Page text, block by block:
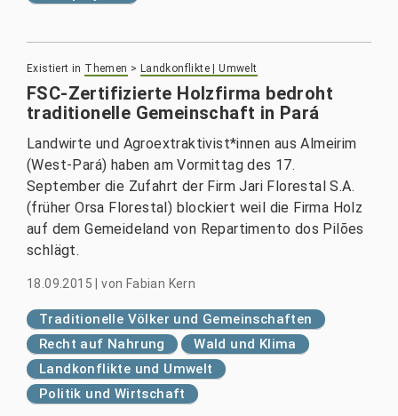
Existiert in Themen > Landkonflikte | Umwelt
FSC-Zertifizierte Holzfirma bedroht
traditionelle Gemeinschaft in Pará
Landwirte und Agroextraktivist*innen aus Almeirim
(West-Pará) haben am Vormittag des 17.
September die Zufahrt der Firm Jari Florestal S.A.
(früher Orsa Florestal) blockiert weil die Firma Holz
auf dem Gemeideland von Repartimento dos Pilões
schlägt.
18.09.2015 |von Fabian Kern
Traditionelle Völker und Gemeinschaften
Recht auf Nahrung
Wald und Klima
Landkonflikte und Umwelt
Politik und Wirtschaft